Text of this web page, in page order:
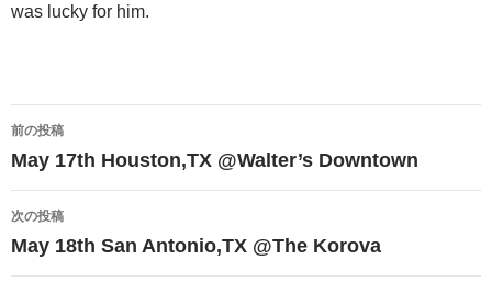
was lucky for him.
投
稿
ナ
ビ
ゲ
前の投稿
May 17th Houston,TX @Walter’s Downtown
次の投稿
May 18th San Antonio,TX @The Korova